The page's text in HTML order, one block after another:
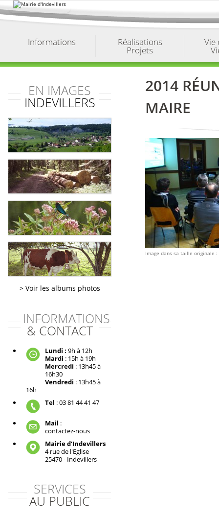
au
contenu.
Informations Réalisations
Projets
Vie
EN IMAGES
INDEVILLERS
Voir les albums photos
INFORMATIONS
& CONTACT
Lundi : 9h à 12h
Mardi : 15h à 19h
Mercredi : 13h45 à
16h30
Vendredi : 13h45 à
16h
Tel : 03 81 44 41 47
Mail :
contactez-nous
Mairie d’Indevillers
4 rue de l'Eglise
25470 - Indevillers
SERVICES
AU PUBLIC
2014
MAIRE
Image dans sa taille originale :